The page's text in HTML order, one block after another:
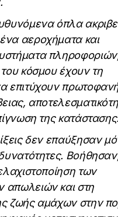
όπλα
αεροχήματα και
κόσμου έχουν τη
επιτύχουν
της κατάστασης.
δεν επαύξησαν
δυνατότητες.
των
και στη
ζωής αμάχων στην